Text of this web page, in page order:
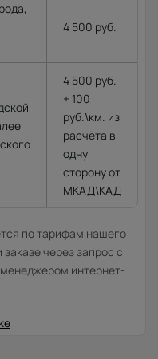
4 500 руб.
4 500 руб.
+ 100
руб.\км. из
расчёта в
одну
сторону от
МКАД\КАД
по тарифам нашего
через запрос с
интернет-